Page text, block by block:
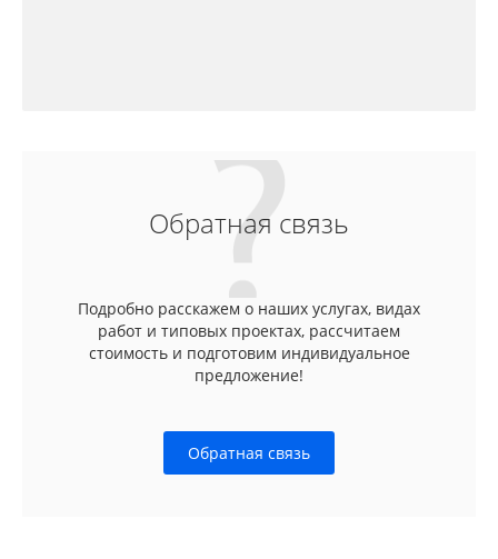
Обратная связь
Подробно расскажем о наших услугах, видах
работ и типовых проектах, рассчитаем
стоимость и подготовим индивидуальное
предложение!
Обратная связь